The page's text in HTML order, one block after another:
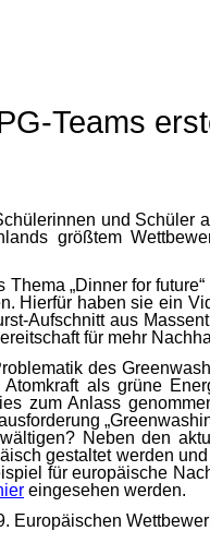
Teams
und
größtem
„Dinner for
Hierfür haben sie ein
Aufschnitt aus
für mehr
des
als grüne
zum Anlass
Neben den
gestaltet werden
für europäische
eingesehen werden.
Europäischen